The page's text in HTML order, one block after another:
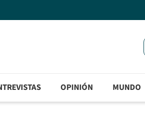
OPINIÓN MUNDO